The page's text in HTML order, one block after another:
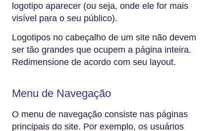
logotipo aparecer (ou seja, onde ele for mais
visível para o seu público).
Logotipos no cabeçalho de um site não devem
ser tão grandes que ocupem a página inteira.
Redimensione de acordo com seu layout.
Menu de Navegação
O menu de navegação consiste nas páginas
principais do site. Por exemplo, os usuários